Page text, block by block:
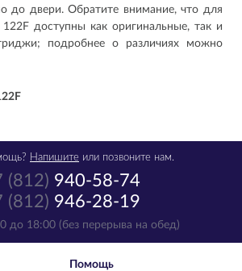
до двери. Обратите внимание, что для
доступны как оригинальные, так и
подробнее о различиях можно
(812) 940-58-74
(812) 946-28-19
до 18:00 (без перерыва на обед)
Напишите или позвоните нам.
Помощь